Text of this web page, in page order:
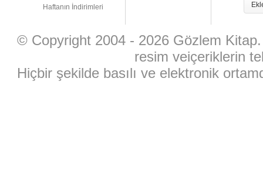
Haftanın İndirimleri
© Copyright 2004 - 2026 Gözlem
resim veiçeriklerin
Hiçbir şekilde basılı ve elektronik